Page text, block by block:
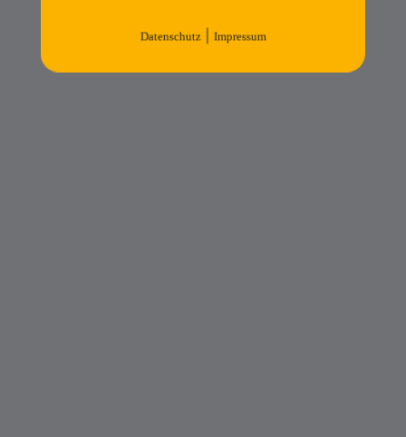
Datenschutz| Impressum